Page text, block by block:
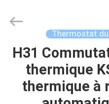
APERÇU
PRODUITS
Hao
Electric
Reserved.
Thermostat du
H31
thermique
thermique à